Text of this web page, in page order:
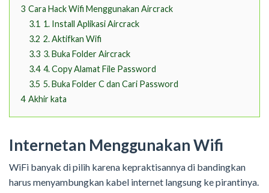
3 Cara Hack Wifi Menggunakan Aircrack
3.1 1. Install Aplikasi Aircrack
3.2 2. Aktifkan Wifi
3.3 3. Buka Folder Aircrack
3.4 4. Copy Alamat File Password
3.5 5. Buka Folder C dan Cari Password
4 Akhir kata
Internetan Menggunakan Wifi
WiFi banyak di pilih karena kepraktisannya di bandingkan
harus menyambungkan kabel internet langsung ke pirantinya.